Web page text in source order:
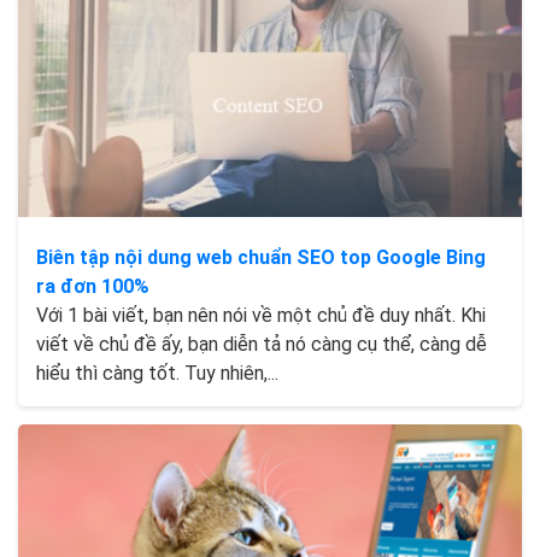
Biên tập nội dung web chuẩn SEO top Google Bing
ra đơn 100%
Với 1 bài viết, bạn nên nói về một chủ đề duy nhất. Khi
viết về chủ đề ấy, bạn diễn tả nó càng cụ thể, càng dễ
hiểu thì càng tốt. Tuy nhiên,...